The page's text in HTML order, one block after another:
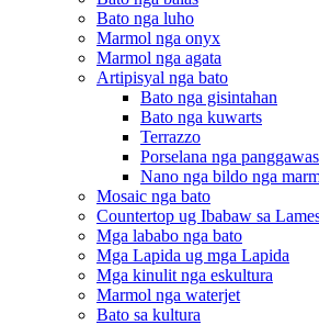
Bato nga luho
Marmol nga onyx
Marmol nga agata
Artipisyal nga bato
Bato nga gisintahan
Bato nga kuwarts
Terrazzo
Porselana nga
Nano nga bildo nga
Mosaic nga bato
Countertop ug Ibabaw sa
Mga lababo nga bato
Mga Lapida ug mga Lapida
Mga kinulit nga eskultura
Marmol nga waterjet
Bato sa kultura